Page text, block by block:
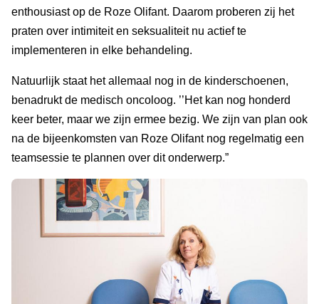
enthousiast op de Roze Olifant. Daarom proberen zij het
praten over intimiteit en seksualiteit nu actief te
implementeren in elke behandeling.
Natuurlijk staat het allemaal nog in de kinderschoenen,
benadrukt de medisch oncoloog. ’’Het kan nog honderd
keer beter, maar we zijn ermee bezig. We zijn van plan ook
na de bijeenkomsten van Roze Olifant nog regelmatig een
teamsessie te plannen over dit onderwerp.”